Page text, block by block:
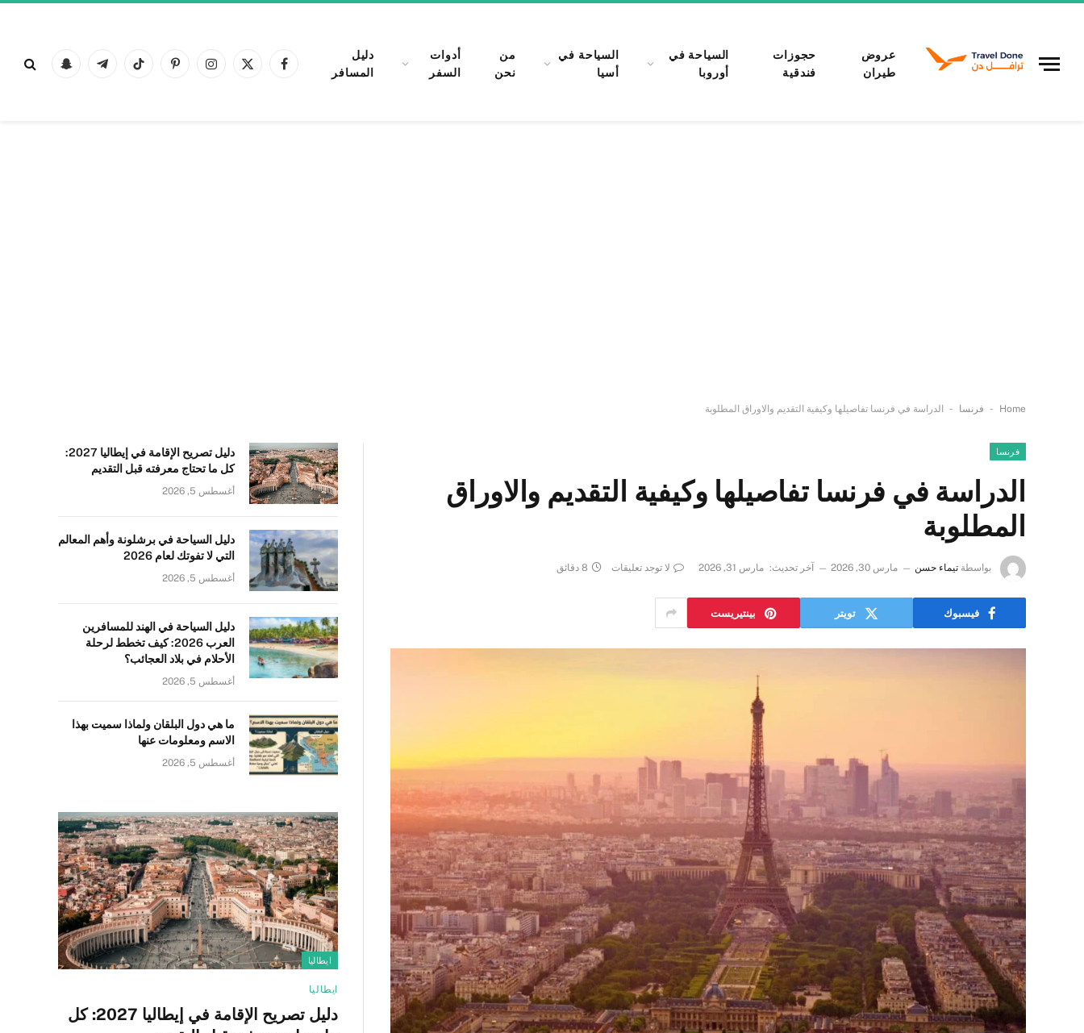
عروض
طيران
حجوزات
فندقية
السياحة في
أوروبا
السياحة في
أسيا
من
نحن
أدوات
السفر
دليل
المسافر
فيسبوكX
الانستغرامبينتيريستتيكتوك تيلقرام Snapchat
Home
- فرنسا - الدراسة في فرنسا تفاصيلها وكيفية التقديم والاوراق المطلوبة
فرنسا
الدراسة في فرنسا تفاصيلها وكيفية التقديم والاوراق
المطلوبة
بواسطة تيماء حسن مارس 30, 2026 آخر تحديث: مارس 31, 2026 لا توجد تعليقات 8 دقائق
فيسبوك تويتر بينتيريست
دليل تصريح الإقامة في إيطاليا 2027:
كل ما تحتاج معرفته قبل التقديم
أغسطس 5, 2026
دليل السياحة في برشلونة وأهم المعالم
التي لا تفوتك لعام 2026
أغسطس 5, 2026
دليل السياحة في الهند للمسافرين
العرب 2026: كيف تخطط لرحلة
الأحلام في بلاد العجائب؟
أغسطس 5, 2026
ما هي دول البلقان ولماذا سميت بهذا
الاسم ومعلومات عنها
أغسطس 5, 2026
ايطاليا
ايطاليا
دليل تصريح الإقامة في إيطاليا 2027: كل